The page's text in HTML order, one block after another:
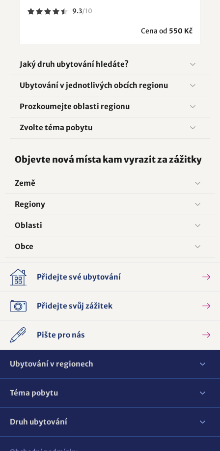
9.3/10
Cena od 550 Kč
Jaký druh ubytování hledáte?
Ubytování v jednotlivých obcích regionu
Prozkoumejte oblasti regionu
Zvolte téma pobytu
Objevte nová místa kam vyrazit za zážitky
Země
Regiony
Oblasti
Obce
Přidejte své ubytování
Přidejte svůj zážitek
Pište pro nás
Ubytování v regionech
Téma pobytu
Druh ubytování